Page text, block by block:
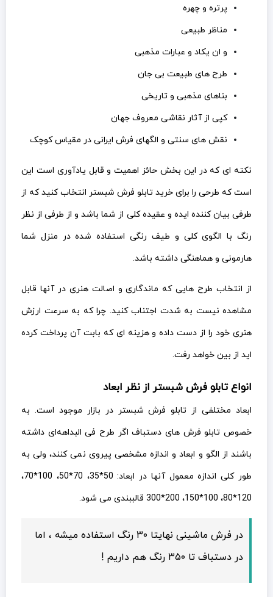
پرتره و چهره
مناظر طبیعی
و ان یکاد و عبارات مذهبی
طرح های طبیعت بی جان
بناهای مذهبی و تاریخی
کپی از آثار نقاشی معروف جهان
نقش های سنتی و الگهای فرش ایرانی در مقیاس کوچک
نکته ای که در این بخش حائز اهمیت و قابل یادآوری است این
است که طرحی را برای خرید تابلو فرش شبستر انتخاب کنید که از
طرفی بیان کننده ایده و عقیده کلی از شما باشد و از طرفی از نظر
رنگ با الگوی کلی و طیف رنگی استفاده شده در منزل شما
هارمونی و هماهنگی داشته باشد.
از انتخاب طرح هایی که ماندگاری و اصالت هنری در آنها قابل
مشاهده نیست به شدت اجتناب کنید. چرا که به سرعت ارزش
هنری خود را از دست داده و هزینه ای که بابت آن پرداخت کرده
اید از بین خواهد رفت.
انواع تابلو فرش شبستر از نظر ابعاد
ابعاد مختلفی از تابلو فرش شبستر در بازار موجود است. به
خصوص تابلو فرش های دستباف اگر طرح فی البداهه‌ای داشته
باشند از الگو و ابعاد و اندازه مشخصی پیروی نمی کنند، ولی به
طور کلی اندازه معمول آنها در ابعاد: 50*35، 70*50، 100*70،
120*80، 100*150، 200*300 قالببندی می شود.
در فرش ماشینی نهایتا ۳۰ رنگ استفاده میشه ، اما
در دستباف تا ۳۵۰ رنگ هم داریم !